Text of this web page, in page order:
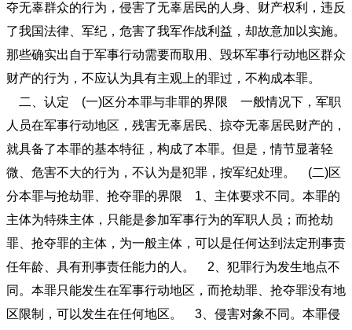
夺无辜群众的行为，侵害了无辜居民的人身、财产权利，违反
了我国法律、军纪，危害了我军作战利益，却故意加以实施。
那些确实出自于军事行动需要而取用、毁坏军事行动地区群众
财产的行为，不应认为具有主观上的罪过，不构成本罪。
二、认定 (一)区分本罪与非罪的界限 一般情况下，军职
人员在军事行动地区，残害无辜居民、掠夺无辜居民财产的，
就具备了本罪的基本特征，构成了本罪。但是，情节显著轻
微、危害不大的行为，不认为是犯罪，按军纪处理。 (二)区
分本罪与抢劫罪、抢夺罪的界限 1、主体要求不同。本罪的
主体为特殊主体，只能是参加军事行为的军职人员；而抢劫
罪、抢夺罪的主体，为一般主体，可以是任何达到法定刑事责
任年龄、具有刑事责任能力的人。 2、犯罪行为发生地点不
同。本罪只能发生在军事行动地区，而抢劫罪、抢夺罪没有地
区限制，可以发生在任何地区。 3、侵害对象不同。本罪侵